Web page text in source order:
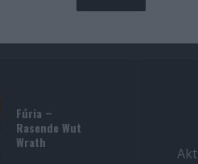
Fúria –
Rasende Wut
Wrath